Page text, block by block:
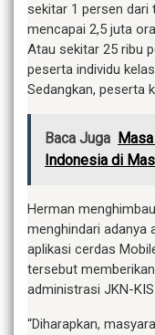
sekitar 1 persen
mencapai 2,5 juta
Atau sekitar 25 ribu
peserta individu
Sedangkan, peserta
Baca Juga
Indonesia di
Herman
menghindari adanya
aplikasi cerdas
tersebut
administrasi JKN-
“Diharapkan,